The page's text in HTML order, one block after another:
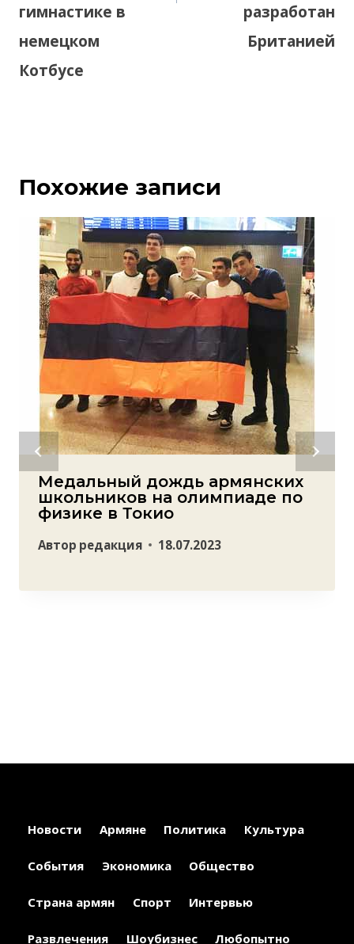
гимнастике в
немецком
Котбусе
разработан
Британией
Похожие записи
Медальный дождь армянских
школьников на олимпиаде по
физике в Токио
Автор редакция 18.07.2023
Новости Армяне Политика Культура
События Экономика Общество
Страна армян Спорт Интервью
Развлечения Шоубизнес Любопытно